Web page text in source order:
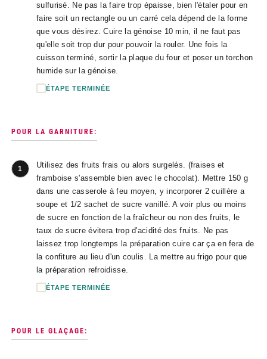
sulfurisé. Ne pas la faire trop épaisse, bien l'étaler pour en
faire soit un rectangle ou un carré cela dépend de la forme
que vous désirez. Cuire la génoise 10 min, il ne faut pas
qu'elle soit trop dur pour pouvoir la rouler. Une fois la
cuisson terminé, sortir la plaque du four et poser un torchon
humide sur la génoise.
ÉTAPE TERMINÉE
POUR LA GARNITURE:
1
Utilisez des fruits frais ou alors surgelés. (fraises et
framboise s'assemble bien avec le chocolat). Mettre 150 g
dans une casserole à feu moyen, y incorporer 2 cuillère a
soupe et 1/2 sachet de sucre vanillé. A voir plus ou moins
de sucre en fonction de la fraîcheur ou non des fruits, le
taux de sucre évitera trop d'acidité des fruits. Ne pas
laissez trop longtemps la préparation cuire car ça en fera de
la confiture au lieu d'un coulis. La mettre au frigo pour que
la préparation refroidisse.
ÉTAPE TERMINÉE
POUR LE GLAÇAGE: